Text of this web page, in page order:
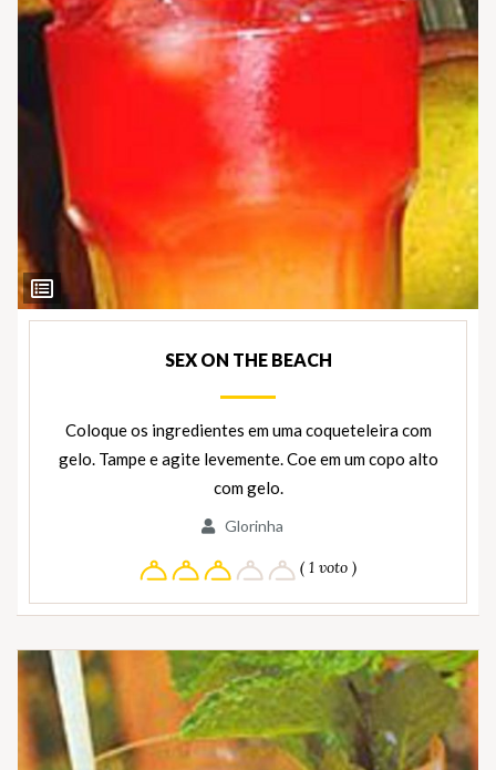
Ver
Ingredientes
SEX ON THE BEACH
Coloque os ingredientes em uma coqueteleira com
gelo. Tampe e agite levemente. Coe em um copo alto
com gelo.
Glorinha
( 1 voto )